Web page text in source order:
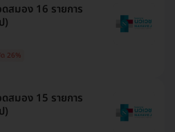
สมอง 16 รายการ
)
26%
สมอง 15 รายการ
)